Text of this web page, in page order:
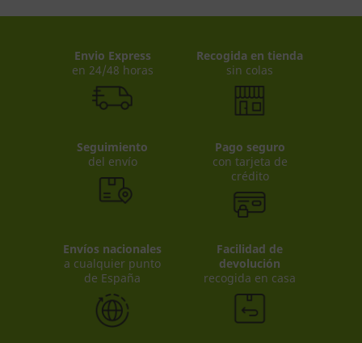
Envio Express
en 24/48 horas
Recogida en tienda
sin colas
Seguimiento
del envío
Pago seguro
con tarjeta de
crédito
Envíos nacionales
a cualquier punto
de España
Facilidad de
devolución
recogida en casa